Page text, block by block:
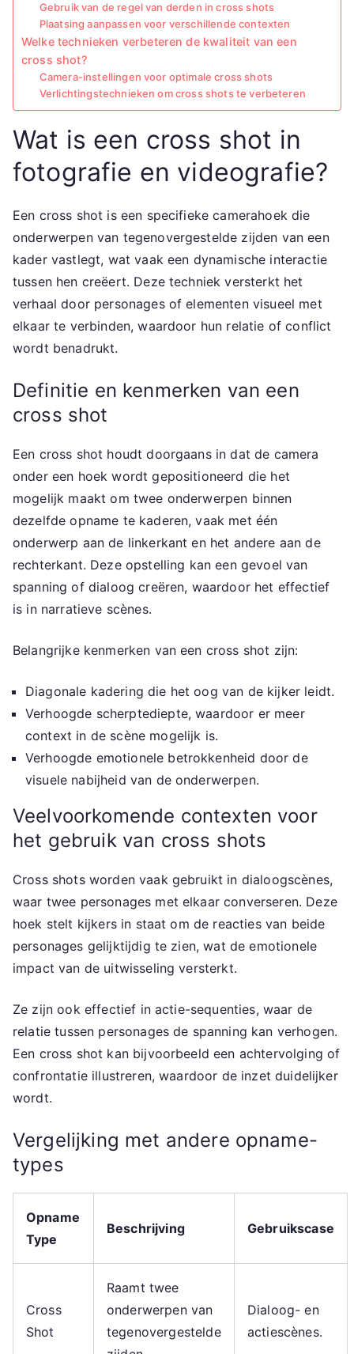
Gebruik van de regel van derden in cross shots
Plaatsing aanpassen voor verschillende contexten
Welke technieken verbeteren de kwaliteit van een
cross shot?
Camera-instellingen voor optimale cross shots
Verlichtingstechnieken om cross shots te verbeteren
Wat is een cross shot in
fotografie en videografie?
Een cross shot is een specifieke camerahoek die
onderwerpen van tegenovergestelde zijden van een
kader vastlegt, wat vaak een dynamische interactie
tussen hen creëert. Deze techniek versterkt het
verhaal door personages of elementen visueel met
elkaar te verbinden, waardoor hun relatie of conflict
wordt benadrukt.
Definitie en kenmerken van een
cross shot
Een cross shot houdt doorgaans in dat de camera
onder een hoek wordt gepositioneerd die het
mogelijk maakt om twee onderwerpen binnen
dezelfde opname te kaderen, vaak met één
onderwerp aan de linkerkant en het andere aan de
rechterkant. Deze opstelling kan een gevoel van
spanning of dialoog creëren, waardoor het effectief
is in narratieve scènes.
Belangrijke kenmerken van een cross shot zijn:
Diagonale kadering die het oog van de kijker leidt.
Verhoogde scherptediepte, waardoor er meer
context in de scène mogelijk is.
Verhoogde emotionele betrokkenheid door de
visuele nabijheid van de onderwerpen.
Veelvoorkomende contexten voor
het gebruik van cross shots
Cross shots worden vaak gebruikt in dialoogscènes,
waar twee personages met elkaar converseren. Deze
hoek stelt kijkers in staat om de reacties van beide
personages gelijktijdig te zien, wat de emotionele
impact van de uitwisseling versterkt.
Ze zijn ook effectief in actie-sequenties, waar de
relatie tussen personages de spanning kan verhogen.
Een cross shot kan bijvoorbeeld een achtervolging of
confrontatie illustreren, waardoor de inzet duidelijker
wordt.
Vergelijking met andere opname-
types
Opname
Type
Beschrijving Gebruikscase
Cross
Shot
Raamt twee
onderwerpen van
tegenovergestelde
Dialoog- en
actiescènes.